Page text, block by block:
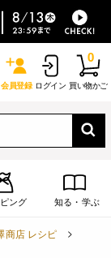
会員登録 ログイン 買い物かご
0
ング 知る・学ぶ
商店 レシピ